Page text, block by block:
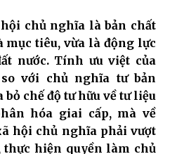
hội chủ nghĩa là bản chất
mục tiêu, vừa là động lực
nước. Tính ưu việt của
với chủ nghĩa tư bản
chế độ tư hữu về tư liệu
hóa giai cấp,mà về
hội chủ nghĩa phải vượt
thực hiện quyền làm chủ